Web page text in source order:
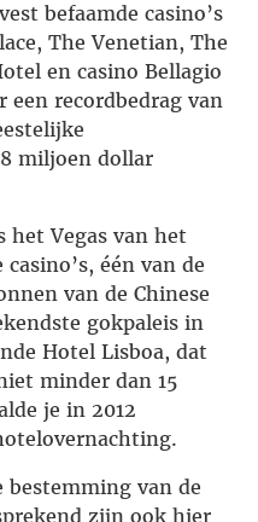
befaamde casino’s
The Venetian, The
en casino Bellagio
een recordbedrag van
miljoen dollar
het Vegas van het
één van de
van de Chinese
gokpaleis in
Hotel Lisboa, dat
minder dan 15
je in 2012
bestemming van de
zijn ook hier